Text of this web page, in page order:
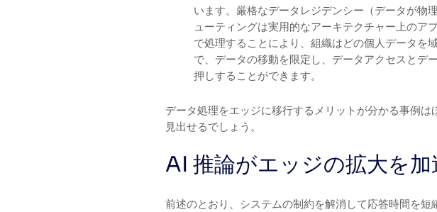
います。厳格なデータレジデンシー（データが物
ューティングは実用的なアーキテクチャー上のア
で処理することにより、組織はどの個人データを
で、データの移動を限定し、データアクセスとデ
押しすることができます。
データ処理をエッジに移行するメリットが分かる事例
見出せるでしょう。
AI 推論がエッジの拡大を加
前述のとおり、システムの制約を解消して応答時間を